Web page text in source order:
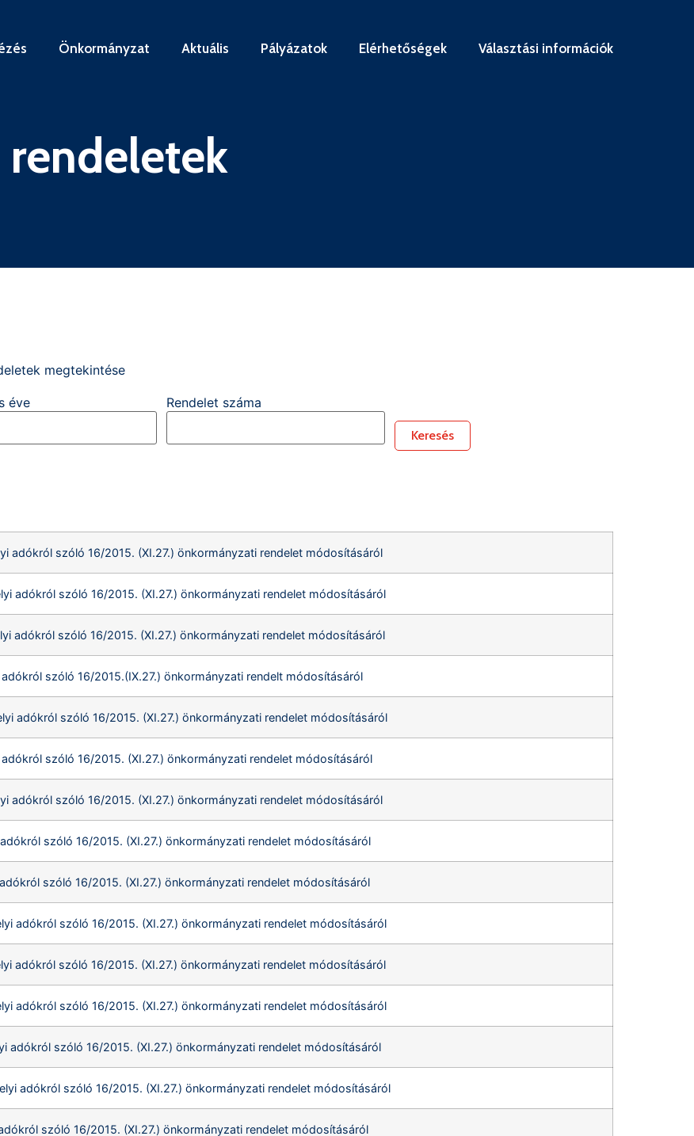
Önkormányzat Aktuális Pályázatok Elérhetőségek Választási információk
megtekintése
éve Rendelet száma
Keresés
adókról szóló 16/2015. (XI.27.) önkormányzati rendelet módosításáról
adókról szóló 16/2015. (XI.27.) önkormányzati rendelet módosításáról
adókról szóló 16/2015. (XI.27.) önkormányzati rendelet módosításáról
szóló 16/2015.(IX.27.) önkormányzati rendelt módosításáról
adókról szóló 16/2015. (XI.27.) önkormányzati rendelet módosításáról
szóló 16/2015. (XI.27.) önkormányzati rendelet módosításáról
adókról szóló 16/2015. (XI.27.) önkormányzati rendelet módosításáról
szóló 16/2015. (XI.27.) önkormányzati rendelet módosításáról
szóló 16/2015. (XI.27.) önkormányzati rendelet módosításáról
adókról szóló 16/2015. (XI.27.) önkormányzati rendelet módosításáról
adókról szóló 16/2015. (XI.27.) önkormányzati rendelet módosításáról
adókról szóló 16/2015. (XI.27.) önkormányzati rendelet módosításáról
adókról szóló 16/2015. (XI.27.) önkormányzati rendelet módosításáról
adókról szóló 16/2015. (XI.27.) önkormányzati rendelet módosításáról
szóló 16/2015. (XI.27.) önkormányzati rendelet módosításáról